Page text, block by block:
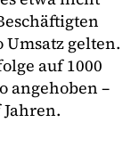
gelten.
auf 1000
angehoben –